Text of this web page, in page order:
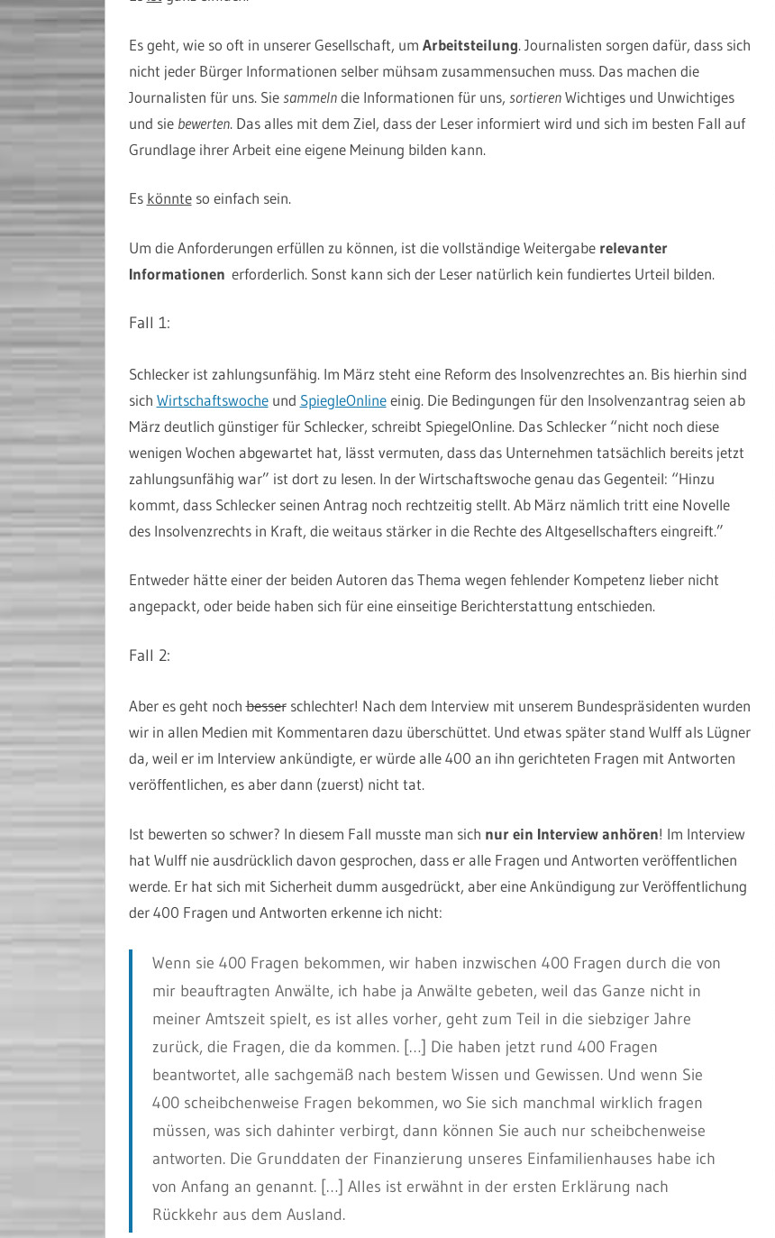
Es geht, wie so oft in unserer Gesellschaft, um Arbeitsteilung. Journalisten sorgen dafür, dass sich
nicht jeder Bürger Informationen selber mühsam zusammensuchen muss. Das machen die
Journalisten für uns. Sie sammelndie Informationen für uns, sortierenWichtiges und Unwichtiges
und sie bewerten. Das alles mit dem Ziel, dass der Leser informiert wird und sich im besten Fall auf
Grundlage ihrer Arbeit eine eigene Meinung bilden kann.
Es könnteso einfach sein.
Um die Anforderungen erfüllen zu können, ist die vollständige Weitergabe relevanter
Informationen erforderlich. Sonst kann sich der Leser natürlich kein fundiertes Urteil bilden.
Fall 1:
Schlecker ist zahlungsunfähig. Im März steht eine Reform des Insolvenzrechtes an. Bis hierhin sind
sich Wirtschaftswocheund SpiegleOnlineeinig. Die Bedingungen für den Insolvenzantrag seien ab
März deutlich günstiger für Schlecker, schreibt SpiegelOnline. Das Schlecker “nicht noch diese
wenigen Wochen abgewartet hat, lässt vermuten, dass das Unternehmen tatsächlich bereits jetzt
zahlungsunfähig war” ist dort zu lesen. In der Wirtschaftswoche genau das Gegenteil: “Hinzu
kommt, dass Schlecker seinen Antrag noch rechtzeitig stellt. Ab März nämlich tritt eine Novelle
des Insolvenzrechts in Kraft, die weitaus stärker in die Rechte des Altgesellschafters eingreift.”
Entweder hätte einer der beiden Autoren das Thema wegen fehlender Kompetenz lieber nicht
angepackt, oder beide haben sich für eine einseitige Berichterstattung entschieden.
Fall 2:
Aber es geht nochbesserschlechter! Nach dem Interview mit unserem Bundespräsidenten wurden
wir in allen Medien mit Kommentaren dazu überschüttet. Und etwas später stand Wulff als Lügner
da, weil er im Interview ankündigte, er würde alle 400 an ihn gerichteten Fragen mit Antworten
veröffentlichen, es aber dann (zuerst) nicht tat.
Ist bewerten so schwer? In diesem Fall musste man sich nur ein Interview anhören! Im Interview
hat Wulff nie ausdrücklich davon gesprochen, dass er alle Fragen und Antworten veröffentlichen
werde. Er hat sich mit Sicherheit dumm ausgedrückt, aber eine Ankündigung zur Veröffentlichung
der 400 Fragen und Antworten erkenne ich nicht:
Wenn sie 400 Fragen bekommen, wir haben inzwischen 400 Fragen durch die von
mir beauftragten Anwälte, ich habe ja Anwälte gebeten, weil das Ganze nicht in
meiner Amtszeit spielt, es ist alles vorher, geht zum Teil in die siebziger Jahre
zurück, die Fragen, die da kommen. […] Die haben jetzt rund 400 Fragen
beantwortet, alle sachgemäß nach bestem Wissen und Gewissen. Und wenn Sie
400 scheibchenweise Fragen bekommen, wo Sie sich manchmal wirklich fragen
müssen, was sich dahinter verbirgt, dann können Sie auch nur scheibchenweise
antworten. Die Grunddaten der Finanzierung unseres Einfamilienhauses habe ich
von Anfang an genannt. […] Alles ist erwähnt in der ersten Erklärung nach
Rückkehr aus dem Ausland.